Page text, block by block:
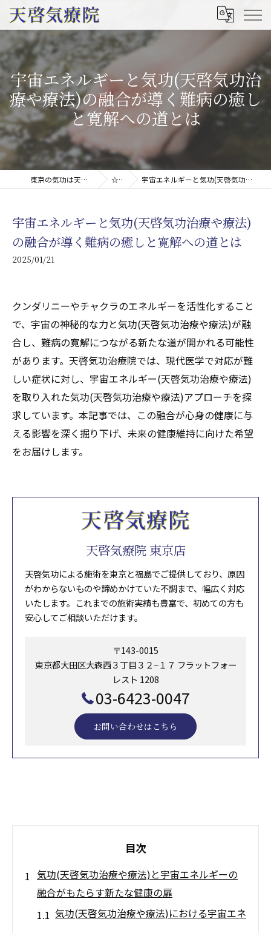
宇宙エネルギーと気功(天啓気功治
療や療法)の融合が導く難病の癒し
と寛解への道とは
東京の気功は天啓気療院(天啓気功療法治療院) ☆コラム 宇宙エネルギーと気功(天啓気功治療や療法)の融合が導く難病の癒しと寛解への道とは
宇宙エネルギーと気功(天啓気功治療や療法)
の融合が導く難病の癒しと寛解への道とは
2025/01/21
クンダリニーやチャクラのエネルギーを活性化すること
で、宇宙の神秘的な力と気功(天啓気功治療や療法)が融
合し、難病の寛解につながる新たな道が開かれる可能性
があります。天啓気功治療院では、現代医学で対応が難
しい症状に対し、宇宙エネルギー(天啓気功治療や療法)
を取り入れた気功(天啓気功治療や療法)アプローチを探
求しています。本記事では、この融合が心身の健康に与
える影響を深く掘り下げ、未来の健康維持に向けた希望
をお届けします。
天啓気療院 東京店
天啓気功による施術を東京と福島でご提供しており、原因
がわからないものや諦めかけていた不調まで、幅広く対応
いたします。これまでの施術実績も豊富で、初めての方も
安心してご相談いただけます。
〒143-0015
東京都大田区大森西３丁目３２−１７ フラットフォー
レスト 1208
03-6423-0047
お問い合わせはこちら
目次
気功(天啓気功治療や療法)と宇宙エネルギーの
融合がもたらす新たな健康の扉
気功(天啓気功治療や療法)における宇宙エネ